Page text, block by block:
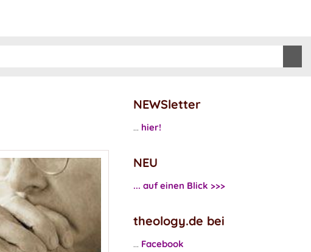
NEWSletter
... hier!
NEU
... auf einen Blick >>>
theology.de bei
... Facebook